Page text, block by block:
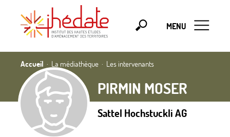
MENU
Accueil La médiathèque Les intervenants
PIRMIN MOSER
Sattel Hochstuckli AG